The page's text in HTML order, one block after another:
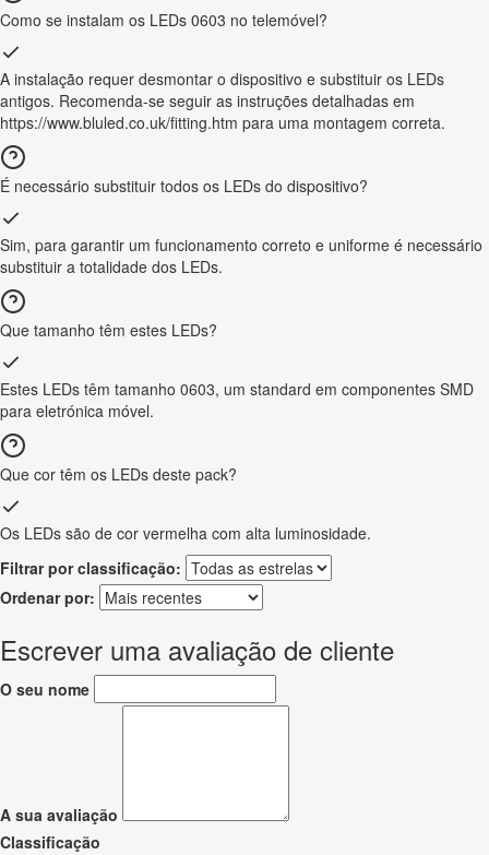
Como se instalam os LEDs 0603 no telemóvel?
A instalação requer desmontar o dispositivo e substituir os LEDs
antigos. Recomenda-se seguir as instruções detalhadas em
https://www.bluled.co.uk/fitting.htm para uma montagem correta.
É necessário substituir todos os LEDs do dispositivo?
Sim, para garantir um funcionamento correto e uniforme é necessário
substituir a totalidade dos LEDs.
Que tamanho têm estes LEDs?
Estes LEDs têm tamanho 0603, um standard em componentes SMD
para eletrónica móvel.
Que cor têm os LEDs deste pack?
Os LEDs são de cor vermelha com alta luminosidade.
Filtrar por classificação:
Ordenar por:
Escrever uma avaliação de cliente
O seu nome
A sua avaliação
Classificação